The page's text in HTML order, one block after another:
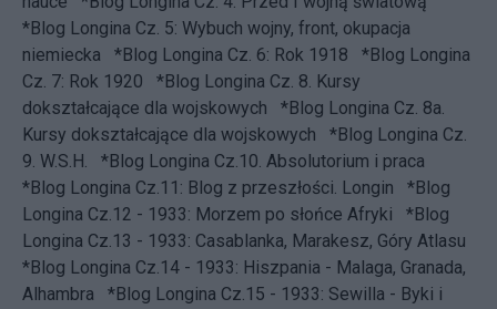
*Blog Longina Cz. 5: Wybuch wojny, front, okupacja
niemiecka
*Blog Longina Cz. 6: Rok 1918
*Blog Longina
Cz. 7: Rok 1920
*Blog Longina Cz. 8. Kursy
dokształcające dla wojskowych
*Blog Longina Cz. 8a.
Kursy dokształcające dla wojskowych
*Blog Longina Cz.
9. W.S.H.
*Blog Longina Cz.10. Absolutorium i praca
*Blog Longina Cz.11: Blog z przeszłości. Longin
*Blog
Longina Cz.12 - 1933: Morzem po słońce Afryki
*Blog
Longina Cz.13 - 1933: Casablanka, Marakesz, Góry Atlasu
*Blog Longina Cz.14 - 1933: Hiszpania - Malaga, Granada,
Alhambra
*Blog Longina Cz.15 - 1933: Sewilla - Byki i